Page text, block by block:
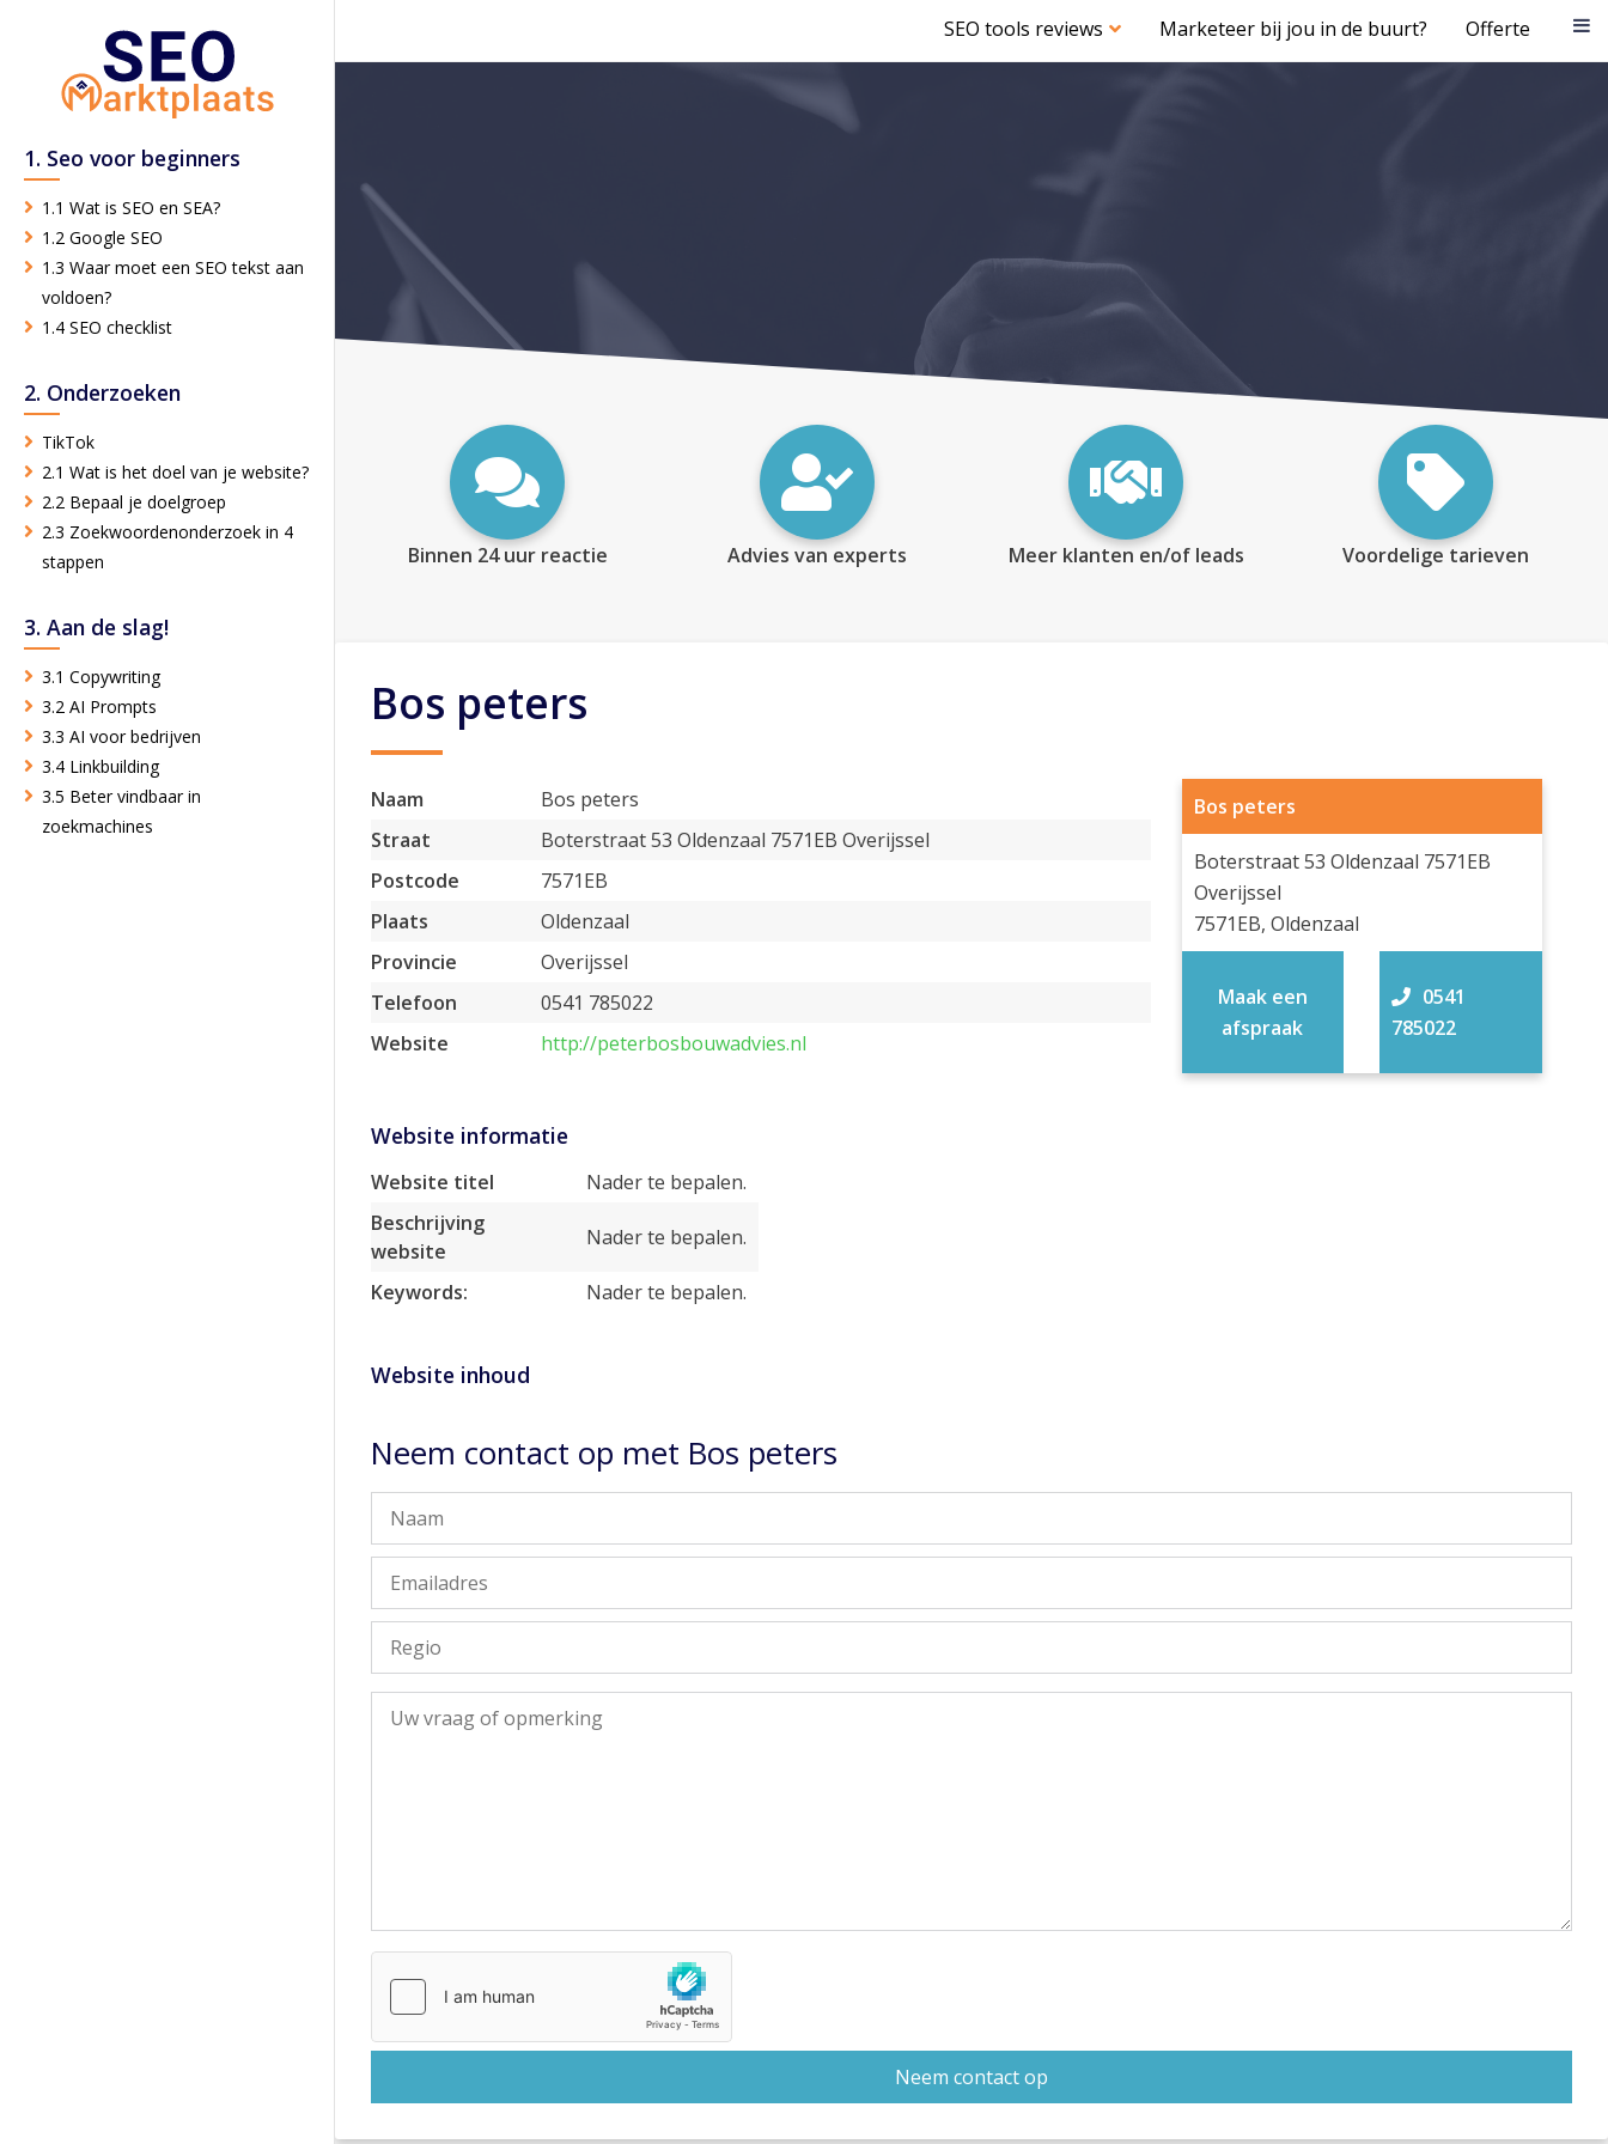
SEO tools reviews Marketeer bij jou in de buurt? Offerte
1. Seo voor beginners
1.1 Wat is SEO en SEA?
1.2 Google SEO
1.3 Waar moet een SEO tekst aan
voldoen?
1.4 SEO checklist
2. Onderzoeken
TikTok
2.1 Wat is het doel van je website?
2.2 Bepaal je doelgroep
2.3 Zoekwoordenonderzoek in 4
stappen
3. Aan de slag!
3.1 Copywriting
3.2 AI Prompts
3.3 AI voor bedrijven
3.4 Linkbuilding
3.5 Beter vindbaar in
zoekmachines
Binnen 24 uur reactie Advies van experts Meer klanten en/of leads Voordelige tarieven
Bos peters
Naam
Bos peters
Straat
Boterstraat 53 Oldenzaal 7571EB Overijssel
Postcode
7571EB
Plaats
Oldenzaal
Provincie
Overijssel
Telefoon
0541 785022
Website
http://peterbosbouwadvies.nl
Bos peters
Boterstraat 53 Oldenzaal 7571EB
Overijssel
7571EB, Oldenzaal
0541
785022
Maak een
afspraak
Website informatie
Website titel
Nader te bepalen.
Beschrijving
website
Nader te bepalen.
Keywords: Nader te bepalen.
Website inhoud
Neem contact op met Bos peters